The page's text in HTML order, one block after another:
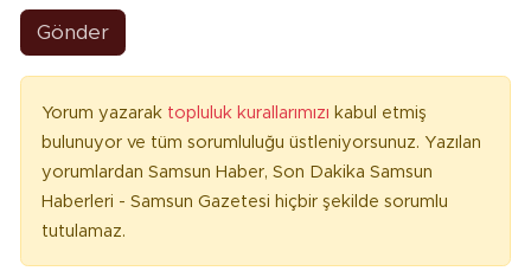
Gönder
Yorum yazarak topluluk kurallarımızı kabul etmiş
bulunuyor ve tüm sorumluluğu üstleniyorsunuz. Yazılan
yorumlardan Samsun Haber, Son Dakika Samsun
Haberleri - Samsun Gazetesi hiçbir şekilde sorumlu
tutulamaz.